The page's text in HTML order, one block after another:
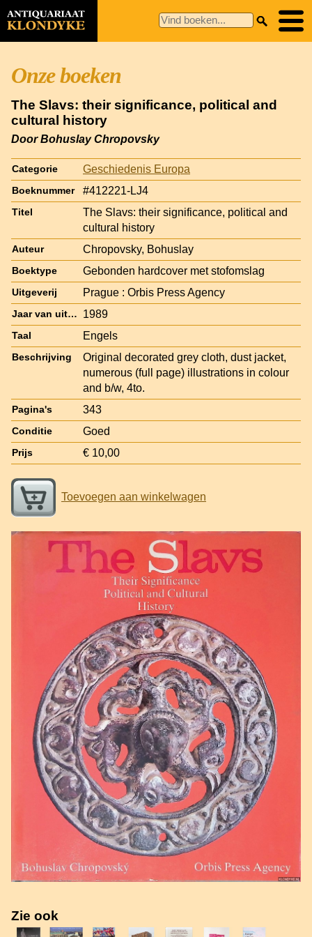
Onze boeken
The Slavs: their significance, political and
cultural history
Door Bohuslay Chropovsky
Categorie Geschiedenis Europa
Boeknummer #412221-LJ4
Titel
The Slavs: their significance, political and
cultural history
Auteur Chropovsky, Bohuslay
Boektype Gebonden hardcover met stofomslag
Uitgeverij Prague : Orbis Press Agency
Jaar van uitgave 1989
Taal Engels
Beschrijving
Original decorated grey cloth, dust jacket,
numerous (full page) illustrations in colour
and b/w, 4to.
Pagina's 343
Conditie Goed
Prijs € 10,00
Toevoegen aan winkelwagen
Zie ook